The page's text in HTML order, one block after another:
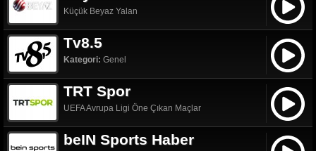
Küçük Beyaz Yalan
Tv8.5
Kategori: Genel
TRT Spor
UEFA Avrupa Ligi Öne Çıkan Maçlar
beIN Sports Haber